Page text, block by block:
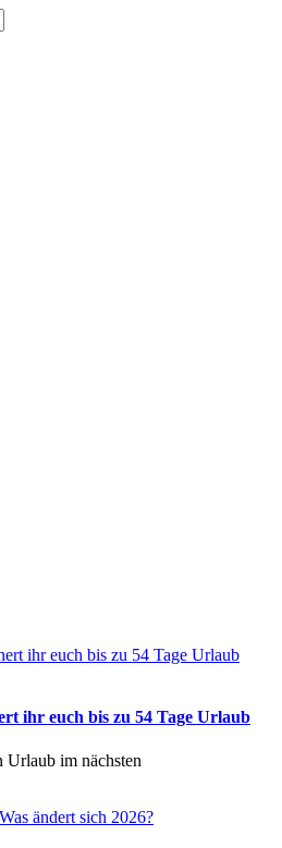
ihr euch bis zu 54 Tage Urlaub
Urlaub im nächsten